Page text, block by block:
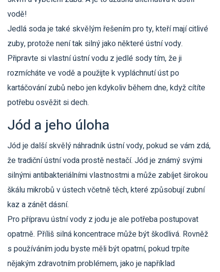
vodě!
Jedlá soda je také skvělým řešením pro ty, kteří mají citlivé
zuby, protože není tak silný jako některé ústní vody.
Připravte si vlastní ústní vodu z jedlé sody tím, že ji
rozmícháte ve vodě a použijte k vypláchnutí úst po
kartáčování zubů nebo jen kdykoliv během dne, když cítíte
potřebu osvěžit si dech.
Jód a jeho úloha
Jód je další skvělý náhradník ústní vody, pokud se vám zdá,
že tradiční ústní voda prostě nestačí. Jód je známý svými
silnými antibakteriálními vlastnostmi a může zabíjet širokou
škálu mikrobů v ústech včetně těch, které způsobují zubní
kaz a zánět dásní.
Pro přípravu ústní vody z jodu je ale potřeba postupovat
opatrně. Příliš silná koncentrace může být škodlivá. Rovněž
s používáním jodu byste měli být opatrní, pokud trpíte
nějakým zdravotním problémem, jako je například